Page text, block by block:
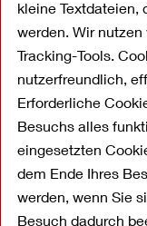
kleine Textdateien,
werden. Wir
Tracking-Tools.
nutzerfreundlich,
Erforderliche
Besuchs alles
eingesetzten
dem Ende Ihres
werden, wenn Sie
Besuch dadurch